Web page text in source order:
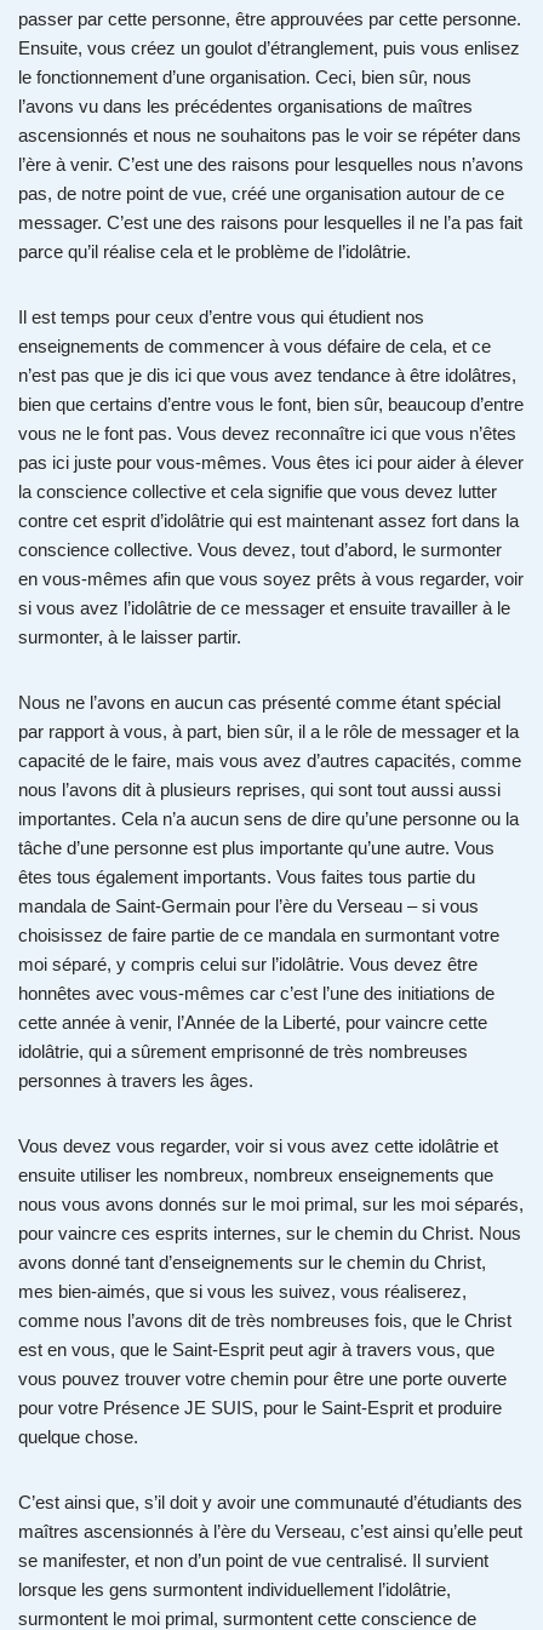
passer par cette personne, être approuvées par cette personne.
Ensuite, vous créez un goulot d’étranglement, puis vous enlisez
le fonctionnement d’une organisation. Ceci, bien sûr, nous
l’avons vu dans les précédentes organisations de maîtres
ascensionnés et nous ne souhaitons pas le voir se répéter dans
l’ère à venir. C’est une des raisons pour lesquelles nous n’avons
pas, de notre point de vue, créé une organisation autour de ce
messager. C’est une des raisons pour lesquelles il ne l’a pas fait
parce qu’il réalise cela et le problème de l’idolâtrie.
Il est temps pour ceux d’entre vous qui étudient nos
enseignements de commencer à vous défaire de cela, et ce
n’est pas que je dis ici que vous avez tendance à être idolâtres,
bien que certains d’entre vous le font, bien sûr, beaucoup d’entre
vous ne le font pas. Vous devez reconnaître ici que vous n’êtes
pas ici juste pour vous-mêmes. Vous êtes ici pour aider à élever
la conscience collective et cela signifie que vous devez lutter
contre cet esprit d’idolâtrie qui est maintenant assez fort dans la
conscience collective. Vous devez, tout d’abord, le surmonter
en vous-mêmes afin que vous soyez prêts à vous regarder, voir
si vous avez l’idolâtrie de ce messager et ensuite travailler à le
surmonter, à le laisser partir.
Nous ne l’avons en aucun cas présenté comme étant spécial
par rapport à vous, à part, bien sûr, il a le rôle de messager et la
capacité de le faire, mais vous avez d’autres capacités, comme
nous l’avons dit à plusieurs reprises, qui sont tout aussi aussi
importantes. Cela n’a aucun sens de dire qu’une personne ou la
tâche d’une personne est plus importante qu’une autre. Vous
êtes tous également importants. Vous faites tous partie du
mandala de Saint-Germain pour l’ère du Verseau – si vous
choisissez de faire partie de ce mandala en surmontant votre
moi séparé, y compris celui sur l’idolâtrie. Vous devez être
honnêtes avec vous-mêmes car c’est l’une des initiations de
cette année à venir, l’Année de la Liberté, pour vaincre cette
idolâtrie, qui a sûrement emprisonné de très nombreuses
personnes à travers les âges.
Vous devez vous regarder, voir si vous avez cette idolâtrie et
ensuite utiliser les nombreux, nombreux enseignements que
nous vous avons donnés sur le moi primal, sur les moi séparés,
pour vaincre ces esprits internes, sur le chemin du Christ. Nous
avons donné tant d’enseignements sur le chemin du Christ,
mes bien-aimés, que si vous les suivez, vous réaliserez,
comme nous l’avons dit de très nombreuses fois, que le Christ
est en vous, que le Saint-Esprit peut agir à travers vous, que
vous pouvez trouver votre chemin pour être une porte ouverte
pour votre Présence JE SUIS, pour le Saint-Esprit et produire
quelque chose.
C’est ainsi que, s’il doit y avoir une communauté d’étudiants des
maîtres ascensionnés à l’ère du Verseau, c’est ainsi qu’elle peut
se manifester, et non d’un point de vue centralisé. Il survient
lorsque les gens surmontent individuellement l’idolâtrie,
surmontent le moi primal, surmontent cette conscience de